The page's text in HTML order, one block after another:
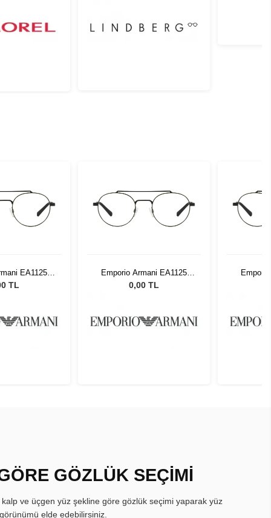
EA1125
48
TL
Emporio Armani EA1125
3120 48
0,00 TL
GÖZLÜK SEÇİMİ
ve üçgen yüz şekline göre gözlük seçimi yaparak yüz
elde edebilirsiniz.